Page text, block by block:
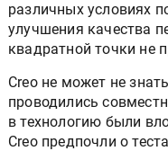
различных условиях
улучшения качества
квадратной точки не
Creo не может не
проводились
в технологию были
Creo предпочли о